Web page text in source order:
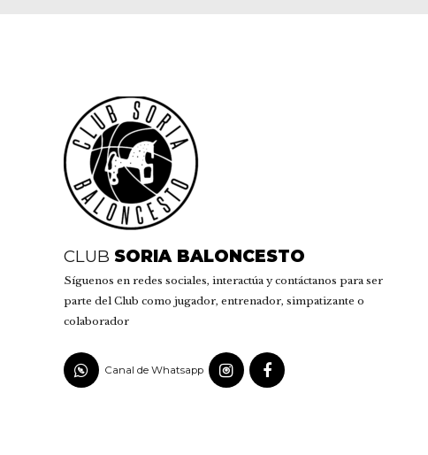
CLUB SORIA BALONCESTO
Síguenos en redes sociales, interactúa y contáctanos para ser
parte del Club como jugador, entrenador, simpatizante o
colaborador
Canal de Whatsapp